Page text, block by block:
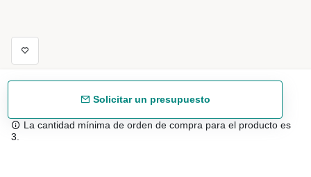
Solicitar un presupuesto
La cantidad mínima de orden de compra para el producto es
3.